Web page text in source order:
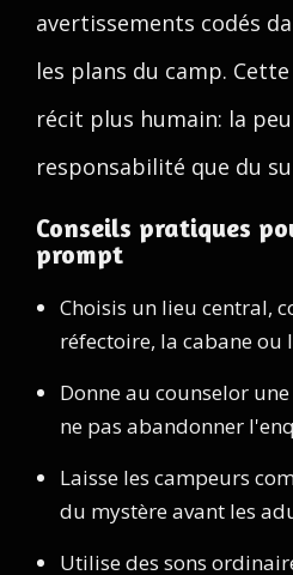
avertissements codés
les plans du camp.
récit plus humain: la
responsabilité que du
Conseils pratiques
prompt
Choisis un lieu central,
réfectoire, la cabane ou
Donne au counselor
ne pas abandonner
Laisse les campeurs
du mystère avant les
Utilise des sons